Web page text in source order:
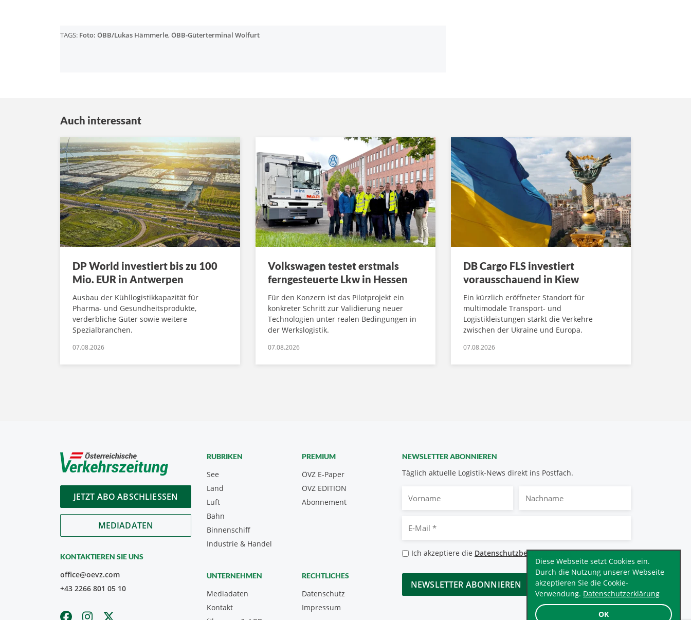
OK
Diese Webseite setzt Cookies ein.
Durch die Nutzung unserer Webseite
akzeptieren Sie die Cookie-
Verwendung. Datenschutzerklärung
TAGS: Foto: ÖBB/Lukas Hämmerle,ÖBB-Güterterminal Wolfurt
Auch interessant
DP World investiert bis zu 100
Mio. EUR in Antwerpen
Ausbau der Kühllogistikkapazität für
Pharma- und Gesundheitsprodukte,
verderbliche Güter sowie weitere
Spezialbranchen.
07.08.2026
Volkswagen testet erstmals
ferngesteuerte Lkw in Hessen
Für den Konzern ist das Pilotprojekt ein
konkreter Schritt zur Validierung neuer
Technologien unter realen Bedingungen in
der Werkslogistik.
07.08.2026
DB Cargo FLS investiert
vorausschauend in Kiew
Ein kürzlich eröffneter Standort für
multimodale Transport- und
Logistikleistungen stärkt die Verkehre
zwischen der Ukraine und Europa.
07.08.2026
JETZT ABO ABSCHLIESSEN
MEDIADATEN
KONTAKTIEREN SIE UNS
office@oevz.com
+43 2266 801 05 10
NEWSLETTER ABONNIEREN
Täglich aktuelle Logistik-News direkt ins Postfach.
Mail
Datenschutzbestimmungen
Ich akzeptiere die Datenschutzbestimmungen.*
CAPTCHA
RUBRIKEN
See
Land
Luft
Bahn
Binnenschiff
Industrie & Handel
PREMIUM
ÖVZ E-Paper
Abonnement
ÖVZ EDITION
UNTERNEHMEN
Mediadaten
Kontakt
RECHTLICHES
Datenschutz
Impressum